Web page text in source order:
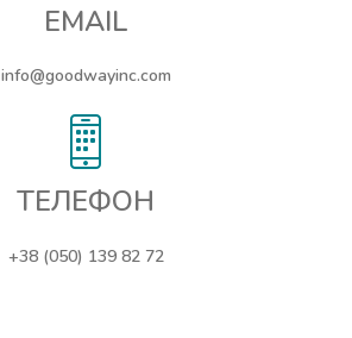
EMAIL
info@goodwayinc.com
ТЕЛЕФОН
+38 (050) 139 82 72